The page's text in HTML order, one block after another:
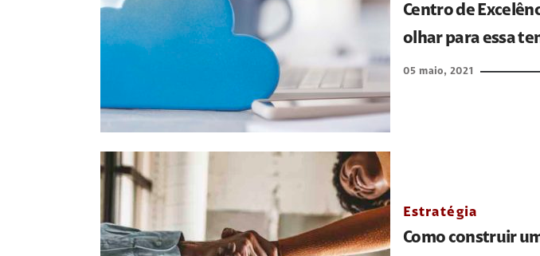
Centro de
olhar para essa
05 maio, 2021
Estratégia
Como construir